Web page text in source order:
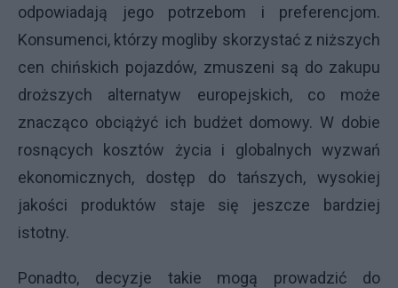
odpowiadają jego potrzebom i preferencjom.
Konsumenci, którzy mogliby skorzystać z niższych
cen chińskich pojazdów, zmuszeni są do zakupu
droższych alternatyw europejskich, co może
znacząco obciążyć ich budżet domowy. W dobie
rosnących kosztów życia i globalnych wyzwań
ekonomicznych, dostęp do tańszych, wysokiej
jakości produktów staje się jeszcze bardziej
istotny.
Ponadto, decyzje takie mogą prowadzić do